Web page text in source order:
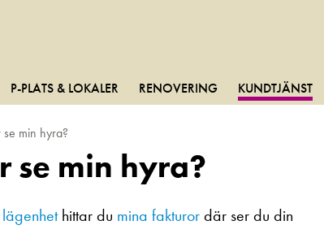
P-PLATS & LOKALER RENOVERING KUNDTJÄNST
min hyra?
se min hyra?
hittar du mina fakturordär ser du din